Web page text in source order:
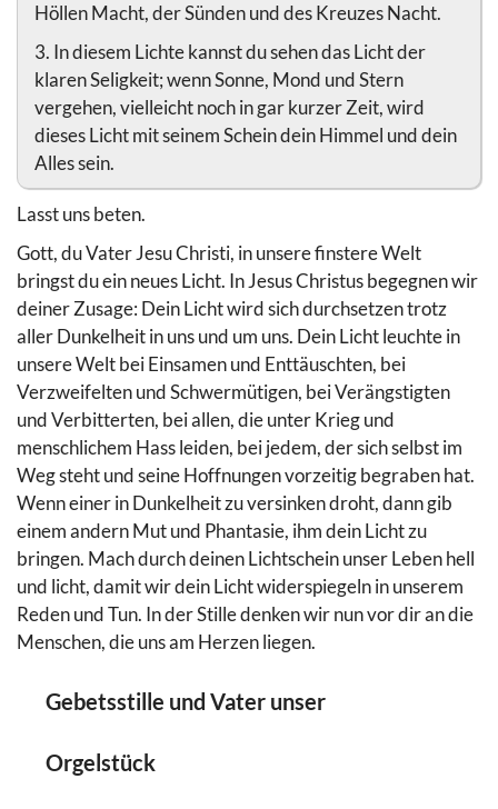
Höllen Macht, der Sünden und des Kreuzes Nacht.
3. In diesem Lichte kannst du sehen das Licht der
klaren Seligkeit; wenn Sonne, Mond und Stern
vergehen, vielleicht noch in gar kurzer Zeit, wird
dieses Licht mit seinem Schein dein Himmel und dein
Alles sein.
Lasst uns beten.
Gott, du Vater Jesu Christi, in unsere finstere Welt
bringst du ein neues Licht. In Jesus Christus begegnen wir
deiner Zusage: Dein Licht wird sich durchsetzen trotz
aller Dunkelheit in uns und um uns. Dein Licht leuchte in
unsere Welt bei Einsamen und Enttäuschten, bei
Verzweifelten und Schwermütigen, bei Verängstigten
und Verbitterten, bei allen, die unter Krieg und
menschlichem Hass leiden, bei jedem, der sich selbst im
Weg steht und seine Hoffnungen vorzeitig begraben hat.
Wenn einer in Dunkelheit zu versinken droht, dann gib
einem andern Mut und Phantasie, ihm dein Licht zu
bringen. Mach durch deinen Lichtschein unser Leben hell
und licht, damit wir dein Licht widerspiegeln in unserem
Reden und Tun. In der Stille denken wir nun vor dir an die
Menschen, die uns am Herzen liegen.
Gebetsstille und Vater unser
Orgelstück